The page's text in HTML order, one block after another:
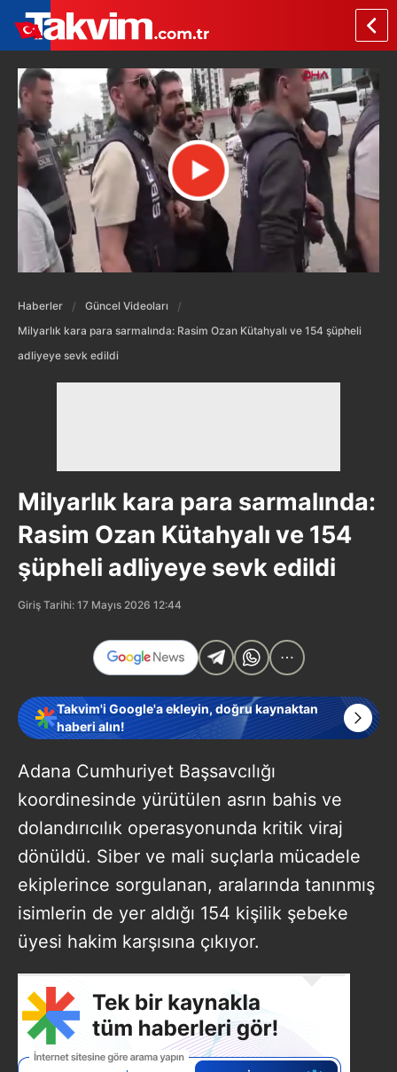
Haberler
Güncel Videoları
Milyarlık kara para sarmalında: Rasim Ozan Kütahyalı ve 154 şüpheli
adliyeye sevk edildi
Milyarlık kara para sarmalında:
Rasim Ozan Kütahyalı ve 154
şüpheli adliyeye sevk edildi
Giriş Tarihi: 17 Mayıs 2026 12:44
Takvim'i Google'a ekleyin, doğru kaynaktan
haberi alın!
Adana Cumhuriyet Başsavcılığı
koordinesinde yürütülen asrın bahis ve
dolandırıcılık operasyonunda kritik viraj
dönüldü. Siber ve mali suçlarla mücadele
ekiplerince sorgulanan, aralarında tanınmış
isimlerin de yer aldığı 154 kişilik şebeke
üyesi hakim karşısına çıkıyor.